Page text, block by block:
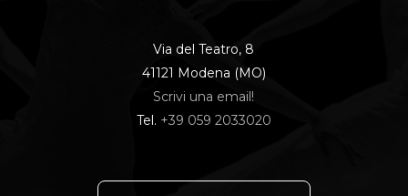
Via del Teatro, 8
41121 Modena (MO)
Scrivi una email!
Tel. +39 059 2033020